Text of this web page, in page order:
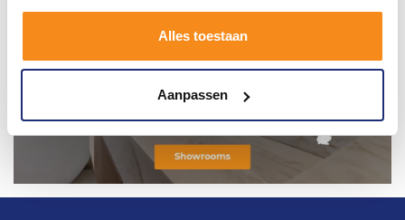
Alles toestaan
Aanpassen